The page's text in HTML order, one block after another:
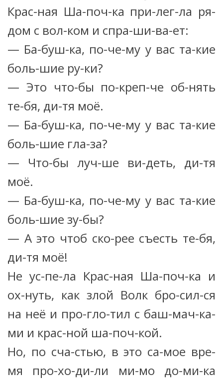
Крас-ная Ша-поч-ка при-лег-ла ря-
дом с вол-ком и спра-ши-ва-ет:
— Ба-буш-ка, по-че-му у вас та-кие
боль-шие ру-ки?
— Это что-бы по-креп-че об-нять
те-бя, ди-тя моё.
— Ба-буш-ка, по-че-му у вас та-кие
боль-шие гла-за?
— Что-бы луч-ше ви-деть, ди-тя
моё.
— Ба-буш-ка, по-че-му у вас та-кие
боль-шие зу-бы?
— А это чтоб ско-рее съесть те-бя,
ди-тя моё!
Не ус-пе-ла Крас-ная Ша-поч-ка и
ох-нуть, как злой Волк бро-сил-ся
на неё и про-гло-тил с баш-мач-ка-
ми и крас-ной ша-поч-кой.
Но, по сча-стью, в это са-мое вре-
мя про-хо-ди-ли ми-мо до-ми-ка